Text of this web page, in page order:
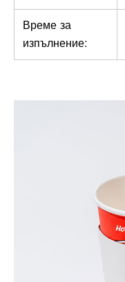
Време за
изпълнение: